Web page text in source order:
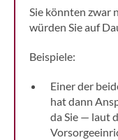
Sie könnten zwar
würden Sie auf
Beispiele:
Einer der
hat dann
da Sie — laut